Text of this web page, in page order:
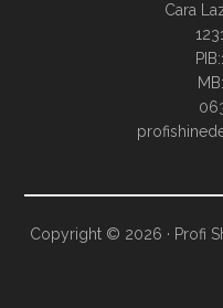
Cara
Copyright © 2026 · Profi